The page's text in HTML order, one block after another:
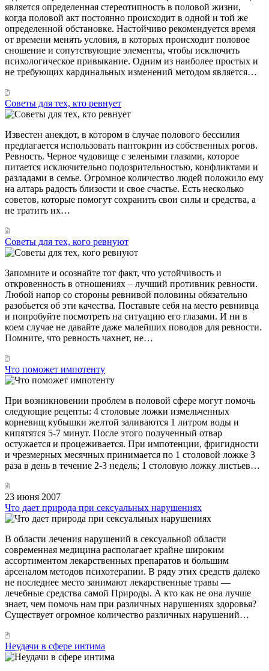
является определенная стереотипность в половой жизни,
когда половой акт постоянно происходит в одной и той же
определенной обстановке. Настойчиво рекомендуется время
от времени менять условия, в которых происходит половое
сношение и сопутствующие элементы, чтобы исключить
психологическое привыкание. Одним из наиболее простых и
не требующих кардинальных изменений методом является…
Советы для тех, кто ревнует
Известен анекдот, в котором в случае полового бессилия
предлагается использовать пантокрин из собственных рогов.
Ревность. Черное чудовище с зелеными глазами, которое
питается исключительно подозрительностью, конфликтами и
разладами в семье. Огромное количество людей положило ему
на алтарь радость близости и свое счастье. Есть несколько
советов, которые помогут сохранить свои силы и средства, а
не тратить их…
Советы для тех, кого ревнуют
Запомните и осознайте тот факт, что устойчивость и
откровенность в отношениях – лучший противник ревности.
Любой напор со стороны ревнивой половины обязательно
разобьется об эти качества. Поставьте себя на место ревнивца
и попробуйте посмотреть на ситуацию его глазами. И ни в
коем случае не давайте даже малейших поводов для ревности.
Помните, что ревность чахнет, не…
Что поможет импотенту
При возникновении проблем в половой сфере могут помочь
следующие рецепты: 4 столовые ложки измельченных
корневищ кубышки желтой заливаются 1 литром воды и
кипятятся 5-7 минут. После этого полученный отвар
остужается и процеживается. При импотенции, фригидности
и чрезмерных месячных принимается по 1 столовой ложке 3
раза в день в течение 2-3 недель; 1 столовую ложку листьев…
23 июня 2007
Что дает природа при сексуальных нарушениях
В области лечения нарушений в сексуальной области
современная медицина располагает крайне широким
ассортиментом лекарственных препаратов и большим
арсеналом методов психотерапии. В ряду этих средств далеко
не последнее место занимают лекарственные травы —
лечебные средства самой Природы. А кто как не она лучше
знает, чем помочь нам при различных нарушениях здоровья?
Существует огромное количество различных нарушений…
Неудачи в сфере интима